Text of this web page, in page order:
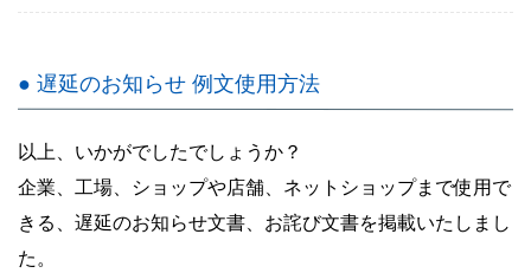
● 遅延のお知らせ 例文使用方法
以上、いかがでしたでしょうか？
企業、工場、ショップや店舗、ネットショップまで使用で
きる、遅延のお知らせ文書、お詫び文書を掲載いたしまし
た。